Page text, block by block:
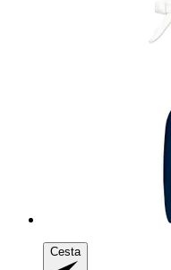
Cesta